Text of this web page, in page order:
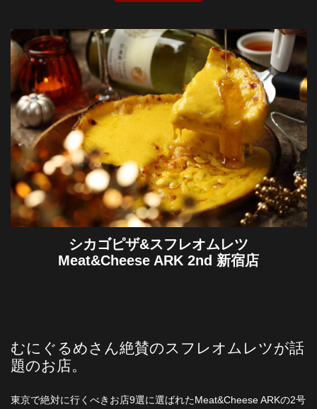
シカゴピザ&スフレオムレツ
Meat&Cheese ARK 2nd 新宿店
むにぐるめさん絶賛のスフレオムレツが話
題のお店。
東京で絶対に行くべきお店9選に選ばれたMeat&Cheese ARKの2号